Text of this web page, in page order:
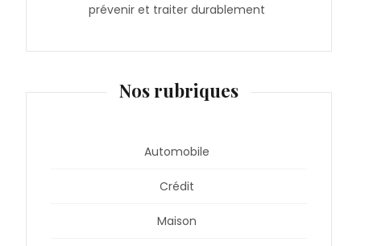
prévenir et traiter durablement
Nos rubriques
Automobile
Crédit
Maison